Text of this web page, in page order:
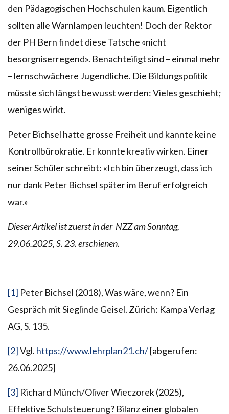
den Pädagogischen Hochschulen kaum. Eigentlich
sollten alle Warnlampen leuchten! Doch der Rektor
der PH Bern findet diese Tatsche «nicht
besorgniserregend». Benachteiligt sind – einmal mehr
– lernschwächere Jugendliche. Die Bildungspolitik
müsste sich längst bewusst werden: Vieles geschieht;
weniges wirkt.
Peter Bichsel hatte grosse Freiheit und kannte keine
Kontrollbürokratie. Er konnte kreativ wirken. Einer
seiner Schüler schreibt: «Ich bin überzeugt, dass ich
nur dank Peter Bichsel später im Beruf erfolgreich
war.»
Dieser Artikel ist zuerst in der NZZ am Sonntag,
29.06.2025, S. 23. erschienen.
[1] Peter Bichsel (2018), Was wäre, wenn? Ein
Gespräch mit Sieglinde Geisel. Zürich: Kampa Verlag
AG, S. 135.
[2]Vgl. https://www.lehrplan21.ch/[abgerufen:
26.06.2025]
[3] Richard Münch/Oliver Wieczorek (2025),
Effektive Schulsteuerung? Bilanz einer globalen